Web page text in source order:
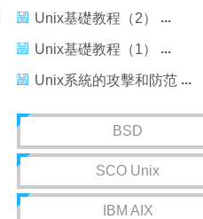
Unix基礎教程（2）
Unix基礎教程（1）
Unix系統的攻擊和防范
BSD
SCO Unix
IBM AIX